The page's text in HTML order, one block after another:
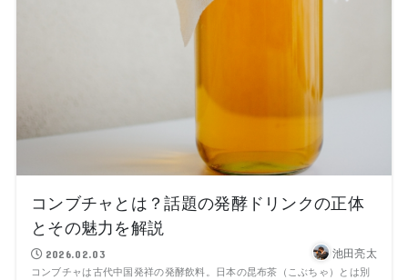
コンブチャとは？話題の発酵ドリンクの正体
とその魅力を解説
2026.02.03 池田亮太
コンブチャは古代中国発祥の発酵飲料。日本の昆布茶（こぶちゃ）とは別